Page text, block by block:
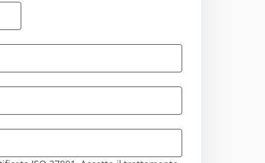
gli
i cookie
cookie